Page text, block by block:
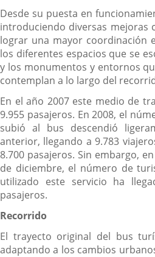
Desde su puesta en
introduciendo diversas mejoras
lograr una mayor coordinación
los diferentes espacios que se
y los monumentos y entornos
contemplan a lo largo del
En el año 2007 este medio de
9.955 pasajeros. En 2008, el
subió al bus descendió
anterior, llegando a 9.783
8.700 pasajeros. Sin embargo,
de diciembre, el número de
utilizado este servicio ha
pasajeros.
Recorrido
El trayecto original del bus
adaptando a los cambios